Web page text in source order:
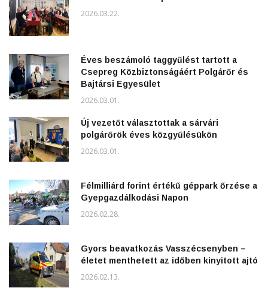
2026.03.22.
Éves beszámoló taggyűlést tartott a
Csepreg Közbiztonságáért Polgárőr és
Bajtársi Egyesület
2026.03.01.
Új vezetőt választottak a sárvári
polgárőrök éves közgyűlésükön
2026.03.01.
Félmilliárd forint értékű géppark őrzése a
Gyepgazdálkodási Napon
2026.02.28.
Gyors beavatkozás Vasszécsenyben –
életet menthetett az időben kinyitott ajtó
2026.02.13.